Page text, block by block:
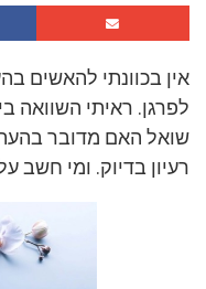
אין בכוונתי להאשים
לפרגן. ראיתי השוואה בין 2 פרינטים בחו”ל
שואל האם מדובר
רעיון בדיוק. ומי חשב